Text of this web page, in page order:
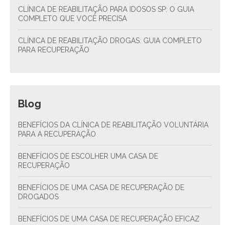
CLÍNICA DE REABILITAÇÃO PARA IDOSOS SP: O GUIA
COMPLETO QUE VOCÊ PRECISA
CLÍNICA DE REABILITAÇÃO DROGAS: GUIA COMPLETO
PARA RECUPERAÇÃO
Blog
BENEFÍCIOS DA CLÍNICA DE REABILITAÇÃO VOLUNTÁRIA
PARA A RECUPERAÇÃO
BENEFÍCIOS DE ESCOLHER UMA CASA DE
RECUPERAÇÃO
BENEFÍCIOS DE UMA CASA DE RECUPERAÇÃO DE
DROGADOS
BENEFÍCIOS DE UMA CASA DE RECUPERAÇÃO EFICAZ